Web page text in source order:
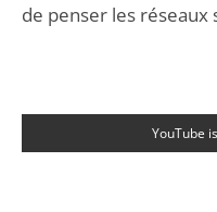
de penser les réseaux
YouTube